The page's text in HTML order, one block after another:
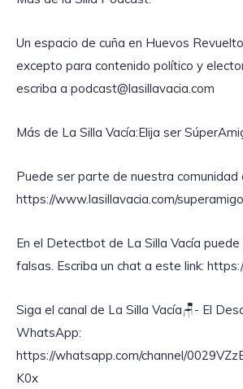
Un espacio de cuña en Huevos
excepto para contenido político y
escriba a podcast@lasillavacia.com
Más de La Silla Vacía:Elija ser
Puede ser parte de nuestra comunidad
https://www.lasillavacia.com/
En el Detectbot de La Silla Vacía
falsas. Escriba un chat a este link:
Siga el canal de La Silla Vacía🪑- El
WhatsApp:
https://whatsapp.com/channel/
K0x